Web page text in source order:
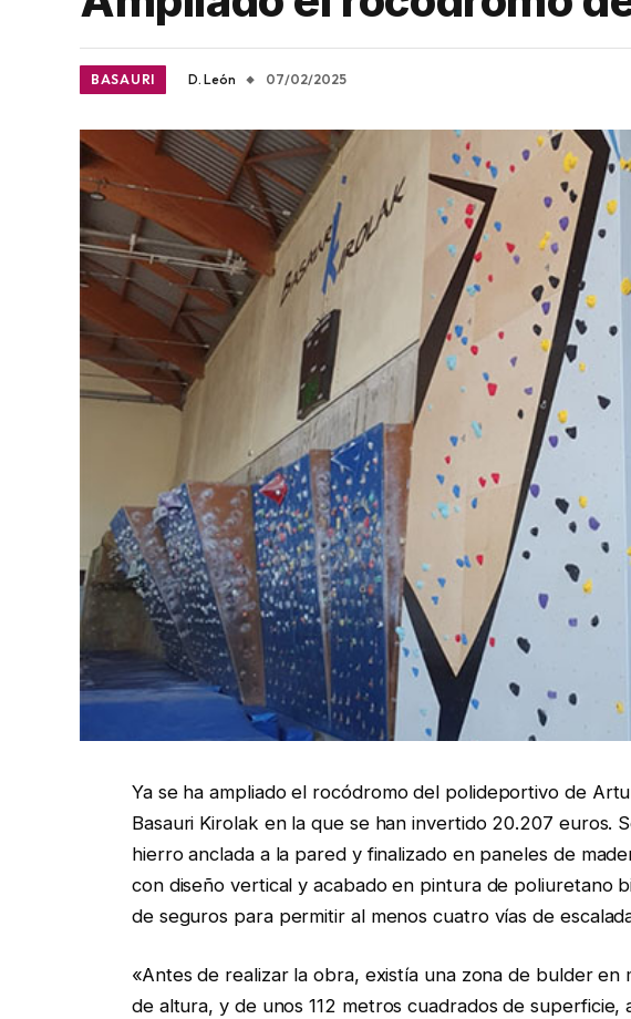
BASAURI D. León 07/02/2025
Ya se ha ampliado el rocódromo del polideportivo de
Basauri Kirolak en la que se han invertido 20.207 euros.
hierro anclada a la pared y finalizado en paneles de
con diseño vertical y acabado en pintura de poliuretano
de seguros para permitir al menos cuatro vías de
«Antes de realizar la obra, existía una zona de bulder
de altura, y de unos 112 metros cuadrados de